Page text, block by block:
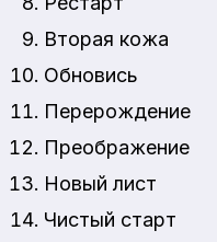
Вторая кожа
Обновись
Перерождение
Преображение
Новый лист
Чистый старт